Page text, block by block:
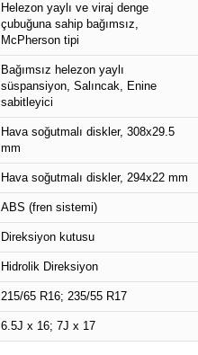
Helezon yaylı ve viraj denge
çubuğuna sahip bağımsız,
McPherson tipi
Bağımsız helezon yaylı
süspansiyon, Salıncak, Enine
sabitleyici
Hava soğutmalı diskler, 308x29.5
mm
Hava soğutmalı diskler, 294x22 mm
ABS (fren sistemi)
Direksiyon kutusu
Hidrolik Direksiyon
215/65 R16; 235/55 R17
6.5J x 16; 7J x 17